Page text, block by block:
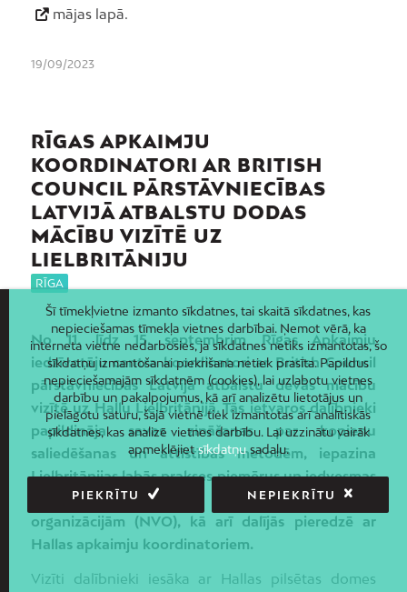
mājas lapā.
19/09/2023
RĪGAS APKAIMJU
KOORDINATORI AR BRITISH
COUNCIL PĀRSTĀVNIECĪBAS
LATVIJĀ ATBALSTU DODAS
MĀCĪBU VIZĪTĒ UZ
LIELBRITĀNIJU
RĪGA
No 11. līdz 15. septembrim Rīgas Apkaimju
iedzīvotāju centra koordinatori ar British Council
pārstāvniecības Latvijā atbalstu devās mācību
vizītē uz Hallu Lielbritānijā. Tās ietvaros dalībnieki
papildināja savas zināšanas par kopienu
saliedēšanas un attīstības metodēm, iepazina
Lielbritānijas labās prakses piemērus un iedvesmas
stāstus no Hallas nevalstiskā sektora
organizācijām (NVO), kā arī dalījās pieredzē ar
Hallas apkaimju koordinatoriem.
Vizīti dalībnieki iesāka ar Hallas pilsētas domes
Šī tīmekļvietne izmanto sīkdatnes, tai skaitā sīkdatnes, kas
nepieciešamas tīmekļa vietnes darbībai. Ņemot vērā, ka
interneta vietne nedarbosies, ja sīkdatnes netiks izmantotas, šo
sīkdatņu izmantošanai piekrišana netiek prasīta. Papildus
nepieciešamajām sīkdatnēm (cookies), lai uzlabotu vietnes
darbību un pakalpojumus, kā arī analizētu lietotājus un
pielāgotu saturu, šajā vietnē tiek izmantotas arī analītiskās
sīkdatnes, kas analizē vietnes darbību. Lai uzzinātu vairāk
apmeklējietsīkdatņusadaļu.
PIEKRĪTU NEPIEKRĪTU